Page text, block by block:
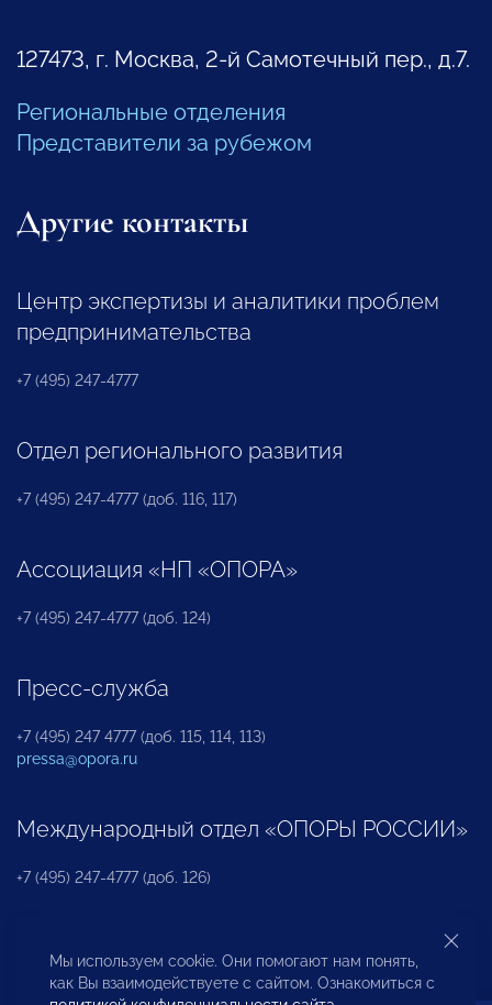
127473, г. Москва, 2-й Самотечный пер., д.7.
Региональные отделения
Представители за рубежом
Другие контакты
Центр экспертизы и аналитики проблем
предпринимательства
+7 (495) 247-4777
Отдел регионального развития
+7 (495) 247-4777 (доб. 116, 117)
Ассоциация «НП «ОПОРА»
+7 (495) 247-4777 (доб. 124)
Пресс-служба
+7 (495) 247 4777 (доб. 115, 114, 113)
pressa@opora.ru
Международный отдел «ОПОРЫ РОССИИ»
+7 (495) 247-4777 (доб. 126)
Бюро по защите прав предпринимателей и
инвесторов
Мы используем cookie. Они помогают нам понять,
как Вы взаимодействуете с сайтом. Ознакомиться с